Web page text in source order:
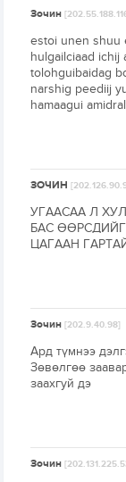
Зочин
estoi unen shuu
hulgailciaad ichij
tolohguibaidag
narshig peediij
hamaagui
ЗОЧИН
УГААСАА Л
БАС
ЦАГААН
Зочин[202.9.40.98]
Ард түмнээ
Зөвөлгөө
заахгуй дэ
Зочин